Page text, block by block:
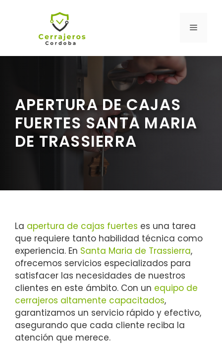
MENÚ
APERTURA DE CAJAS
FUERTES SANTA MARIA
DE TRASSIERRA
La apertura de cajas fuertes es una tarea
que requiere tanto habilidad técnica como
experiencia. En Santa Maria de Trassierra,
ofrecemos servicios especializados para
satisfacer las necesidades de nuestros
clientes en este ámbito. Con un equipo de
cerrajeros altamente capacitados,
garantizamos un servicio rápido y efectivo,
asegurando que cada cliente reciba la
atención que merece.